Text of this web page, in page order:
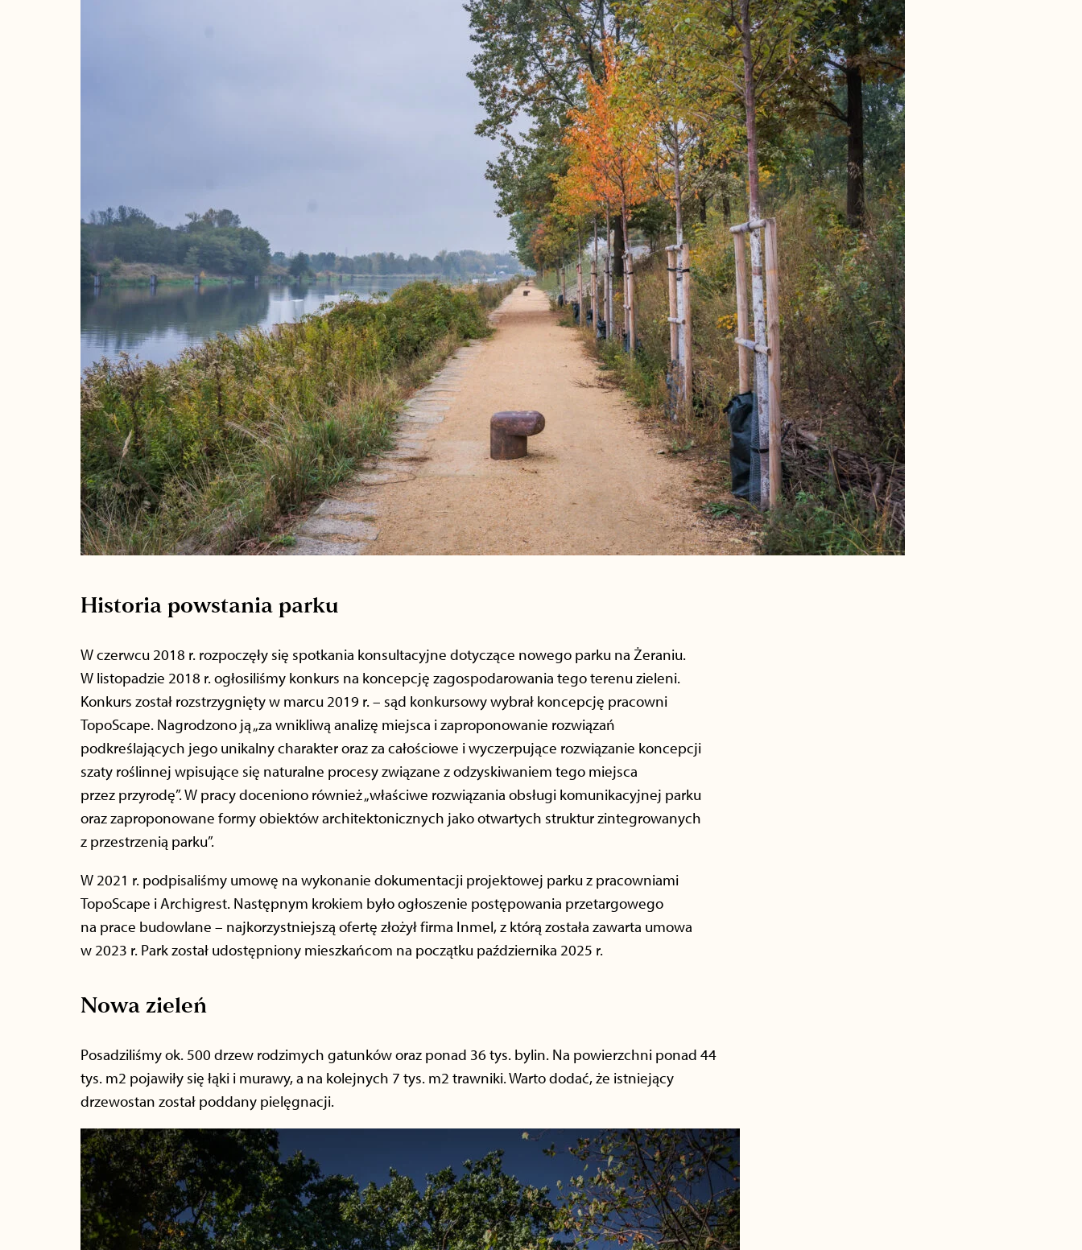
Historia powstania parku
W czerwcu 2018 r. rozpoczęły się spotkania konsultacyjne dotyczące nowego parku na Żeraniu.
W listopadzie 2018 r. ogłosiliśmy konkurs na koncepcję zagospodarowania tego terenu zieleni.
Konkurs został rozstrzygnięty w marcu 2019 r. – sąd konkursowy wybrał koncepcję pracowni
TopoScape. Nagrodzono ją „za wnikliwą analizę miejsca i zaproponowanie rozwiązań
podkreślających jego unikalny charakter oraz za całościowe i wyczerpujące rozwiązanie koncepcji
szaty roślinnej wpisujące się naturalne procesy związane z odzyskiwaniem tego miejsca
przez przyrodę”. W pracy doceniono również „właściwe rozwiązania obsługi komunikacyjnej parku
oraz zaproponowane formy obiektów architektonicznych jako otwartych struktur zintegrowanych
z przestrzenią parku”.
W 2021 r. podpisaliśmy umowę na wykonanie dokumentacji projektowej parku z pracowniami
TopoScape i Archigrest. Następnym krokiem było ogłoszenie postępowania przetargowego
na prace budowlane – najkorzystniejszą ofertę złożył firma Inmel, z którą została zawarta umowa
w 2023 r. Park został udostępniony mieszkańcom na początku października 2025 r.
Nowa zieleń
Posadziliśmy ok. 500 drzew rodzimych gatunków oraz ponad 36 tys. bylin. Na powierzchni ponad 44
tys. m2 pojawiły się łąki i murawy, a na kolejnych 7 tys. m2 trawniki. Warto dodać, że istniejący
drzewostan został poddany pielęgnacji.